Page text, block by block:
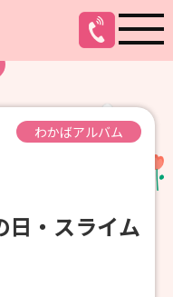
わかばアルバム
・スライム